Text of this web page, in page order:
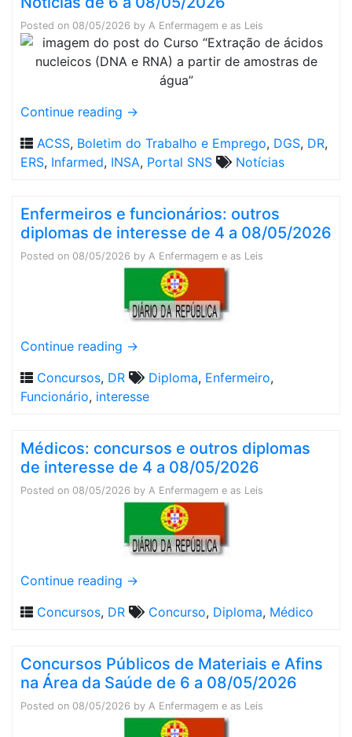
Posted on 08/05/2026 by A Enfermagem e as Leis
Continue reading →
ACSS, Boletim do Trabalho e Emprego, DGS, DR,
ERS, Infarmed, INSA, Portal SNS Notícias
Enfermeiros e funcionários: outros
diplomas de interesse de 4 a 08/05/2026
Posted on 08/05/2026 by A Enfermagem e as Leis
Continue reading →
Concursos, DR Diploma, Enfermeiro,
Funcionário, interesse
Médicos: concursos e outros diplomas
de interesse de 4 a 08/05/2026
Posted on 08/05/2026 by A Enfermagem e as Leis
Continue reading →
Concursos, DR Concurso, Diploma, Médico
Concursos Públicos de Materiais e Afins
na Área da Saúde de 6 a 08/05/2026
Posted on 08/05/2026 by A Enfermagem e as Leis